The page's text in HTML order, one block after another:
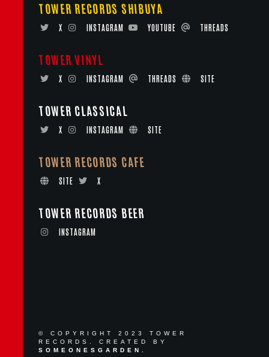
TOWER RECORDS SHIBUYA
X INSTAGRAM YOUTUBE THREADS
TOWER VINYL
X INSTAGRAM THREADS SITE
TOWER CLASSICAL
X INSTAGRAM SITE
TOWER RECORDS CAFE
SITE X
TOWER RECORDS BEER
INSTAGRAM
© COPYRIGHT 2023 TOWER
RECORDS. CREATED BY
SOMEONESGARDEN.